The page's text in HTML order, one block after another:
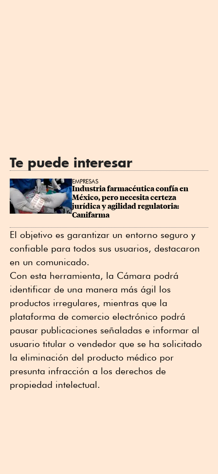
Te puede interesar
EMPRESAS
Industria farmacéutica confía en
México, pero necesita certeza
jurídica y agilidad regulatoria:
Canifarma
El objetivo es garantizar un entorno seguro y
confiable para todos sus usuarios, destacaron
en un comunicado.
Con esta herramienta, la Cámara podrá
identificar de una manera más ágil los
productos irregulares, mientras que la
plataforma de comercio electrónico podrá
pausar publicaciones señaladas e informar al
usuario titular o vendedor que se ha solicitado
la eliminación del producto médico por
presunta infracción a los derechos de
propiedad intelectual.